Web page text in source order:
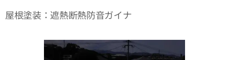
屋根塗装：遮熱断熱防音ガイナ